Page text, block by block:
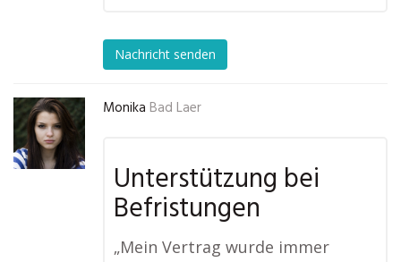
Nachricht senden
Monika Bad Laer
Unterstützung bei
Befristungen
„Mein Vertrag wurde immer